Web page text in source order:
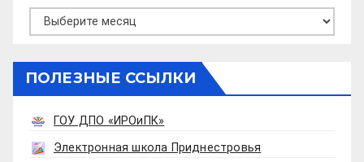
Архивы
ПОЛЕЗНЫЕ ССЫЛКИ
ГОУ ДПО «ИРОиПК»
Электронная школа Приднестровья